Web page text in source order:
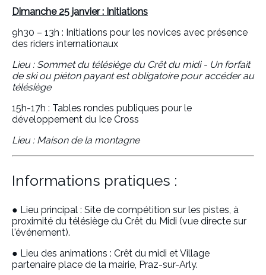
Dimanche 25 janvier : Initiations
9h30 – 13h : Initiations pour les novices avec présence
des riders internationaux
Lieu : Sommet du télésiège du Crêt du midi - Un forfait
de ski ou piéton payant est obligatoire pour accéder au
télésiège
15h-17h : Tables rondes publiques pour le
développement du Ice Cross
Lieu : Maison de la montagne
Informations pratiques :
● Lieu principal : Site de compétition sur les pistes, à
proximité du télésiège du Crêt du Midi (vue directe sur
l'événement).
● Lieu des animations : Crêt du midi et Village
partenaire place de la mairie, Praz-sur-Arly.